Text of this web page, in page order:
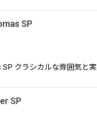
SP
SP クラシカルな雰囲気と
SP